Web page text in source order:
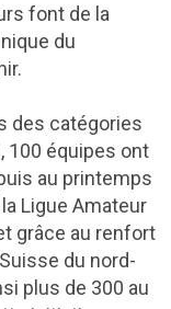
font de la
du
des catégories
100 équipes ont
au printemps
Ligue Amateur
grâce au renfort
du nord-
plus de 300 au